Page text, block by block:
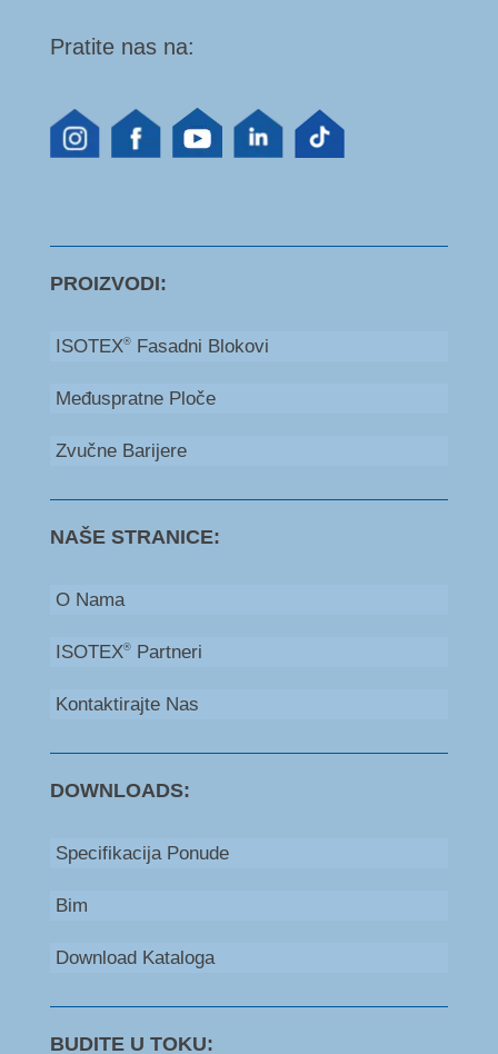
Pratite nas na:
PROIZVODI:
ISOTEX®Fasadni Blokovi
Međuspratne Ploče
Zvučne Barijere
NAŠE STRANICE:
O Nama
ISOTEX®Partneri
Kontaktirajte Nas
DOWNLOADS:
Specifikacija Ponude
Bim
Download Kataloga
BUDITE U TOKU: